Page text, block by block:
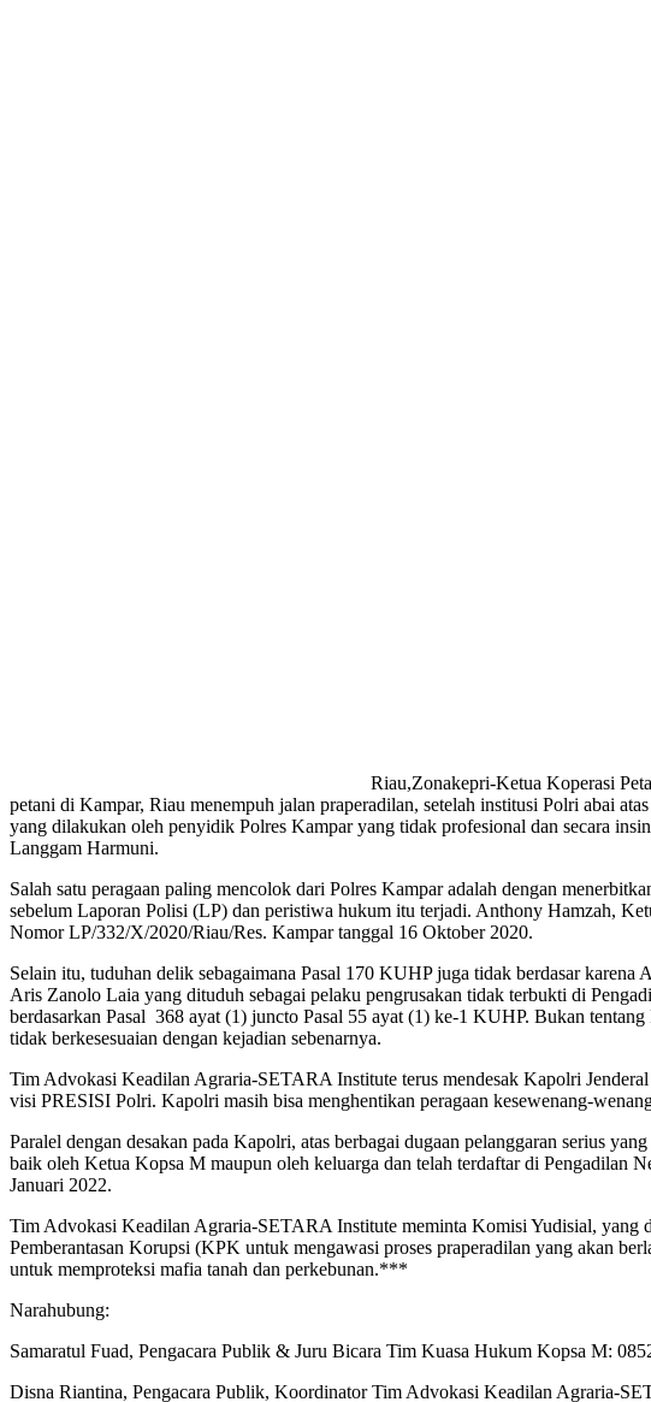
Riau,Zonakepri-Ketua Koperasi
petani di Kampar, Riau menempuh jalan praperadilan, setelah institusi Polri abai
yang dilakukan oleh penyidik Polres Kampar yang tidak profesional dan secara
Langgam Harmuni.
Salah satu peragaan paling mencolok dari Polres Kampar adalah dengan
sebelum Laporan Polisi (LP) dan peristiwa hukum itu terjadi. Anthony Hamzah,
Nomor LP/332/X/2020/Riau/Res. Kampar tanggal 16 Oktober 2020.
Selain itu, tuduhan delik sebagaimana Pasal 170 KUHP juga tidak berdasar
Aris Zanolo Laia yang dituduh sebagai pelaku pengrusakan tidak terbukti di
berdasarkan Pasal 368 ayat (1) juncto Pasal 55 ayat (1) ke-1 KUHP. Bukan
tidak berkesesuaian dengan kejadian sebenarnya.
Tim Advokasi Keadilan Agraria-SETARA Institute terus mendesak Kapolri
visi PRESISI Polri. Kapolri masih bisa menghentikan peragaan kesewenang-
Paralel dengan desakan pada Kapolri, atas berbagai dugaan pelanggaran serius
baik oleh Ketua Kopsa M maupun oleh keluarga dan telah terdaftar di Pengadilan
Januari 2022.
Tim Advokasi Keadilan Agraria-SETARA Institute meminta Komisi Yudisial, yang
Pemberantasan Korupsi (KPK untuk mengawasi proses praperadilan yang akan
untuk memproteksi mafia tanah dan perkebunan.***
Narahubung:
Samaratul Fuad, Pengacara Publik & Juru Bicara Tim Kuasa Hukum Kopsa M:
Disna Riantina, Pengacara Publik, Koordinator Tim Advokasi Keadilan Agraria-